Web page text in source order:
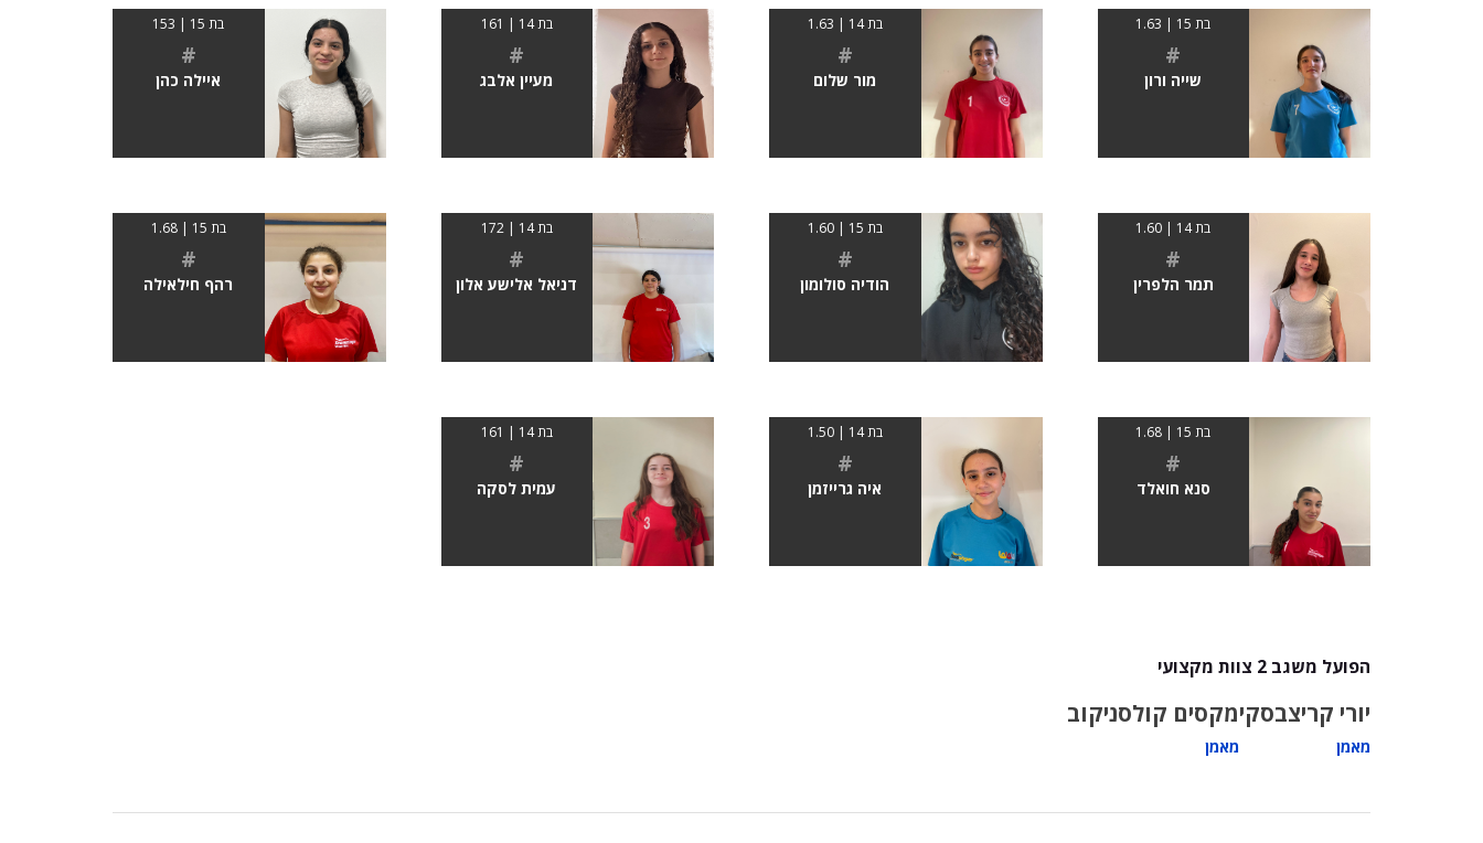
בת 15 | 1.63
#
שייה ורון
בת 14 | 1.63
#
מור שלום
בת 14 | 161
#
מעיין אלבג
בת 15 | 153
#
איילה כהן
בת 14 | 1.60
#
תמר הלפרין
בת 15 | 1.60
#
הודיה סולומון
בת 14 | 172
#
דניאל אלישע אלון
בת 15 | 1.68
#
רהף חילאילה
בת 15 | 1.68
#
סנא חואלד
בת 14 | 1.50
#
איה גרייזמן
בת 14 | 161
#
עמית לסקה
הפועל משגב 2 צוות מקצועי
יורי קריצבסקי
מאמן
מקסים קולסניקוב
מאמן